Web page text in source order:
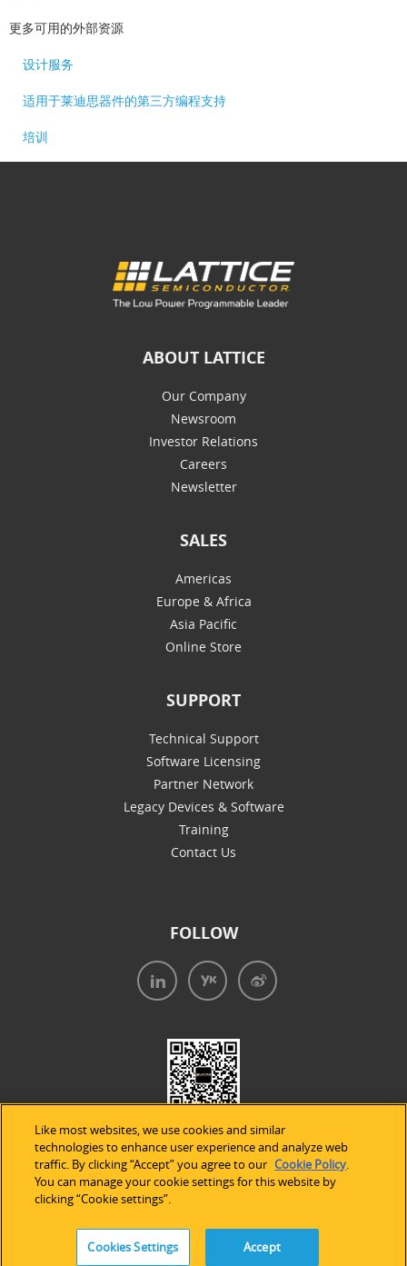
更多可用的外部资源
设计服务
适用于莱迪思器件的第三方编程支持
培训
ABOUT LATTICE
Our Company
Newsroom
Investor Relations
Careers
Newsletter
SALES
Americas
Europe & Africa
Asia Pacific
Online Store
SUPPORT
Technical Support
Software Licensing
Partner Network
Legacy Devices & Software
Training
Contact Us
FOLLOW
法律声明 隐私条款
Like most websites, we use cookies and similar
technologies to enhance user experience and analyze web
traffic. By clicking “Accept” you agree to our Cookie Policy.
You can manage your cookie settings for this website by
clicking “Cookie settings”.
Cookies Settings Accept